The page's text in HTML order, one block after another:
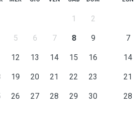
1 2
5 6 7 8 9
12 13 14 15 16
19 20 21 22 23
26 27 28 29 30
7
14
21
28